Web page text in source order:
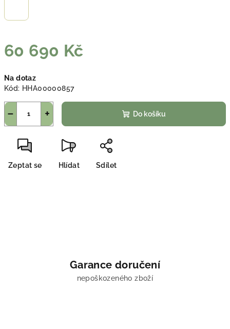
60 690 Kč
cena:
Na dotaz
Kód: HHA00000857
+
− Do košíku
Zeptat se Hlídat Sdílet
Garance doručení
nepoškozeného zboží